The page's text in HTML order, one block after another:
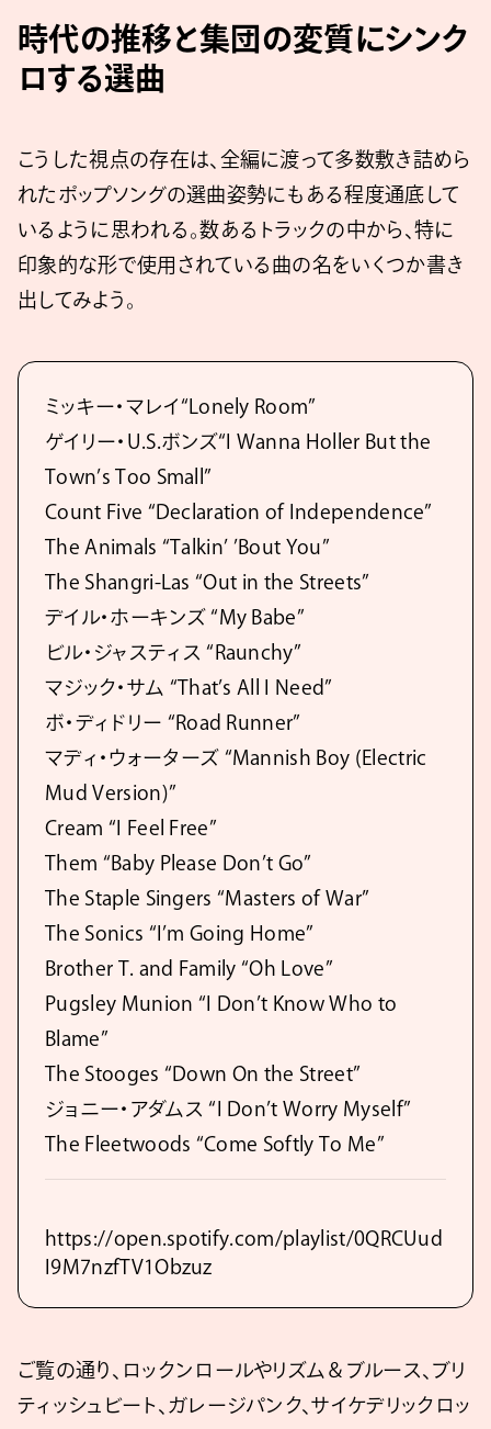
時代の推移と集団の変質にシンク
ロする選曲
こうした視点の存在は、全編に渡って多数敷き詰めら
れたポップソングの選曲姿勢にもある程度通底して
いるように思われる。数あるトラックの中から、特に
印象的な形で使用されている曲の名をいくつか書き
出してみよう。
ミッキー・マレイ“Lonely Room”
ゲイリー・U.S.ボンズ“I Wanna Holler But the
Town’s Too Small”
Count Five “Declaration of Independence”
The Animals “Talkin’ ’Bout You”
The Shangri-Las “Out in the Streets”
デイル・ホーキンズ “My Babe”
ビル・ジャスティス “Raunchy”
マジック・サム “That’s All I Need”
ボ・ディドリー “Road Runner”
マディ・ウォーターズ “Mannish Boy (Electric
Mud Version)”
Cream “I Feel Free”
Them “Baby Please Don’t Go”
The Staple Singers “Masters of War”
The Sonics “I’m Going Home”
Brother T. and Family “Oh Love”
Pugsley Munion “I Don’t Know Who to
Blame”
The Stooges “Down On the Street”
ジョニー・アダムス “I Don’t Worry Myself”
The Fleetwoods “Come Softly To Me”
https://open.spotify.com/playlist/0QRCUud
I9M7nzfTV1Obzuz
ご覧の通り、ロックンロールやリズム＆ブルース、ブリ
ティッシュビート、ガレージパンク、サイケデリックロッ